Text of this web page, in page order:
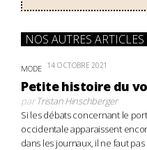
NOS AUTRES ARTICLES
MODE 14 OCTOBRE 2021
Petite histoire du
parTristan Hinschberger
Si les débats concernant le
occidentale apparaissent
dans les journaux, il ne faut